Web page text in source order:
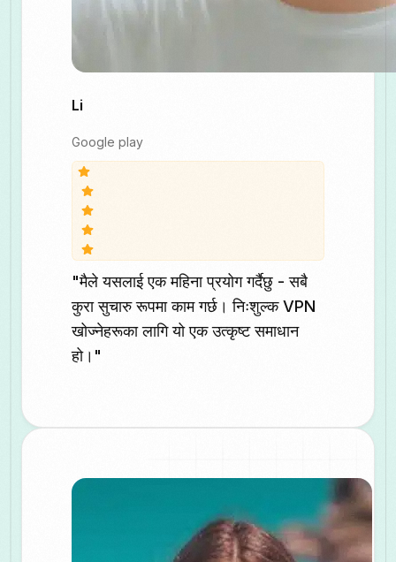
Li
Google play
"मैले यसलाई एक महिना प्रयोग गर्दैछु - सबै
कुरा सुचारु रूपमा काम गर्छ। निःशुल्क VPN
खोज्नेहरूका लागि यो एक उत्कृष्ट समाधान
हो।"